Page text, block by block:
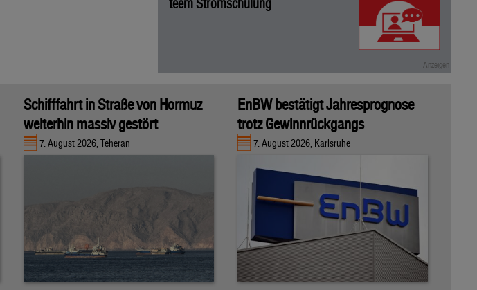
teem Stromschulung
Schifffahrt in Straße von Hormuz
weiterhin massiv gestört
7. August 2026, Teheran
EnBW bestätigt Jahresprognose
trotz Gewinnrückgangs
7. August 2026, Karlsruhe